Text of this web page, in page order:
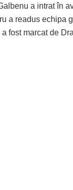
a intrat în
a readus echipa
fost marcat de